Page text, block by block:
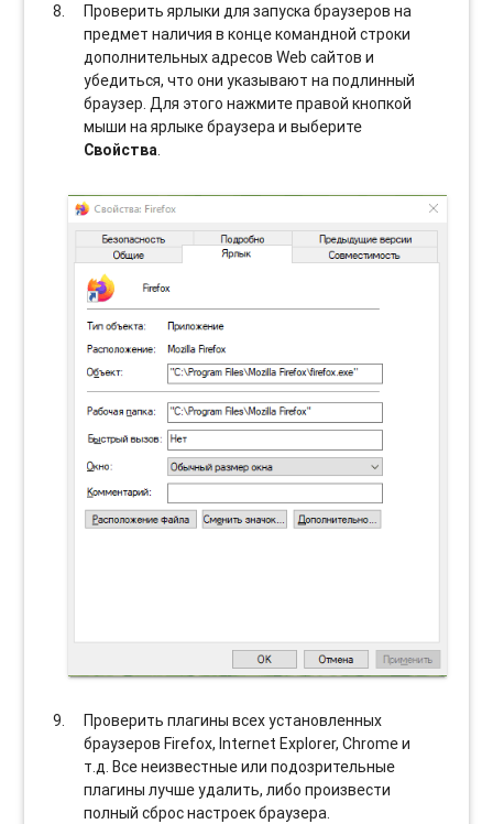
Проверить ярлыки для запуска браузеров на
предмет наличия в конце командной строки
дополнительных адресов Web сайтов и
убедиться, что они указывают на подлинный
браузер. Для этого нажмите правой кнопкой
мыши на ярлыке браузера и выберите
Свойства.
Проверить плагины всех установленных
браузеров Firefox, Internet Explorer, Chrome и
т.д. Все неизвестные или подозрительные
плагины лучше удалить, либо произвести
полный сброс настроек браузера.